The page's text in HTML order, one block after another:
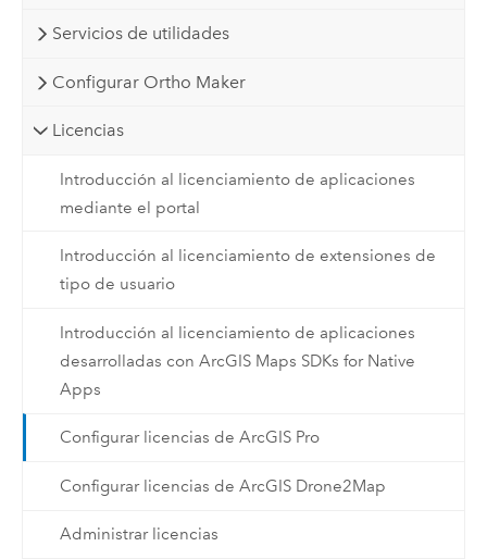
Servicios de utilidades
Configurar Ortho Maker
Licencias
Introducción al licenciamiento de aplicaciones
mediante el portal
Introducción al licenciamiento de extensiones de
tipo de usuario
Introducción al licenciamiento de aplicaciones
desarrolladas con ArcGIS Maps SDKs for Native
Apps
Configurar licencias de ArcGIS Pro
Configurar licencias de ArcGIS Drone2Map
Administrar licencias